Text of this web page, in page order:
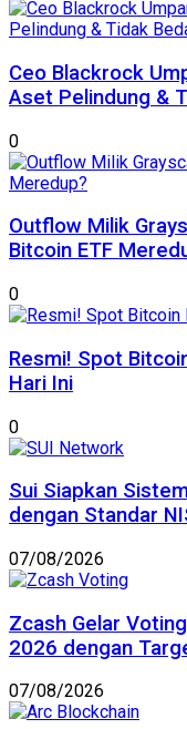
Ceo Blackrock
Aset Pelindung &
0
Outflow Milik
Bitcoin ETF
0
Resmi! Spot
Hari Ini
0
Sui Siapkan
dengan Standar
07/08/2026
Zcash Gelar
2026 dengan
07/08/2026